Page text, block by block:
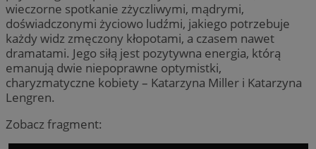
wieczorne spotkanie zżyczliwymi, mądrymi,
doświadczonymi życiowo ludźmi, jakiego potrzebuje
każdy widz zmęczony kłopotami, a czasem nawet
dramatami. Jego siłą jest pozytywna energia, którą
emanują dwie niepoprawne optymistki,
charyzmatyczne kobiety – Katarzyna Miller i Katarzyna
Lengren.
Zobacz fragment: